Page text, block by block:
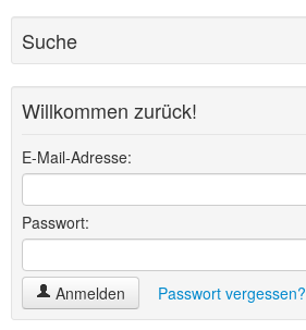
Suche
Willkommen zurück!
E-Mail-Adresse:
Passwort:
Anmelden Passwort vergessen?